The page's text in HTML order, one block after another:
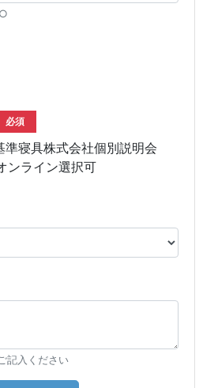
必須
準寝具株式会社個別説明会
ンライン選択可
記入ください